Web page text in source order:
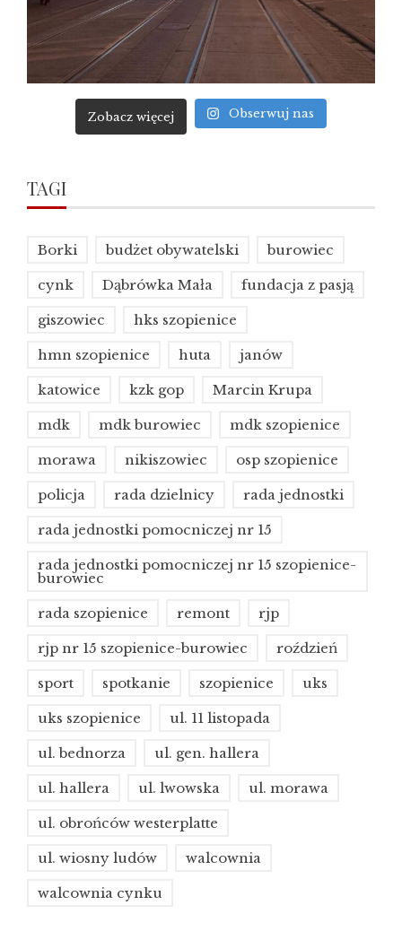
Zobacz więcej Obserwuj nas
TAGI
Borki budżet obywatelski burowiec
cynk Dąbrówka Mała fundacja z pasją
giszowiec hks szopienice
hmn szopienice huta janów
katowice kzk gop Marcin Krupa
mdk mdk burowiec mdk szopienice
morawa nikiszowiec osp szopienice
policja rada dzielnicy rada jednostki
rada jednostki pomocniczej nr 15
rada jednostki pomocniczej nr 15 szopienice-
burowiec
rada szopienice remont rjp
rjp nr 15 szopienice-burowiec roździeń
sport spotkanie szopienice uks
uks szopienice ul. 11 listopada
ul. bednorza ul. gen. hallera
ul. hallera ul. lwowska ul. morawa
ul. obrońców westerplatte
ul. wiosny ludów walcownia
walcownia cynku